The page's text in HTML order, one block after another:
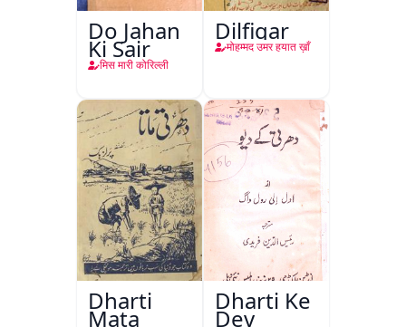
Do Jahan
Ki Sair
मिस मारी कोरिल्ली
Dilfigar
मोहम्मद उमर हयात ख़ाँ
Dharti
Mata
Dharti Ke
Dev